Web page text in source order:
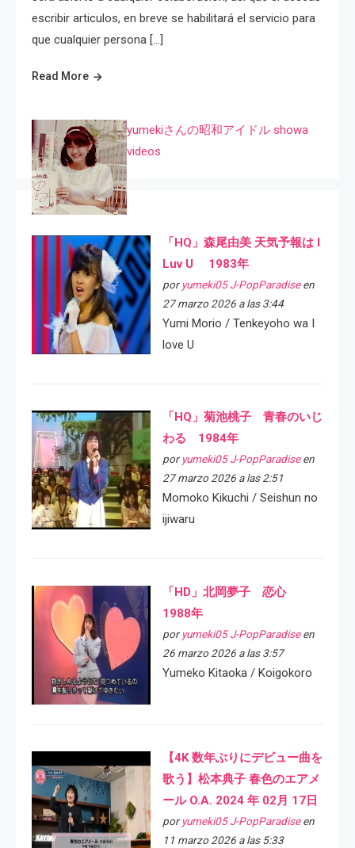
escribir articulos, en breve se habilitará el servicio para
que cualquier persona […]
Read More
yumekiさんの昭和アイドル showa
videos
「HQ」森尾由美 天気予報は I
Luv U 1983年
por yumeki05 J-PopParadiseen
27 marzo 2026 a las 3:44
Yumi Morio / Tenkeyoho wa I
love U
「HQ」菊池桃子 青春のいじ
わる 1984年
por yumeki05 J-PopParadiseen
27 marzo 2026 a las 2:51
Momoko Kikuchi / Seishun no
ijiwaru
「HD」北岡夢子 恋心
1988年
por yumeki05 J-PopParadiseen
26 marzo 2026 a las 3:57
Yumeko Kitaoka / Koigokoro
【4K 数年ぶりにデビュー曲を
歌う】松本典子 春色のエアメ
ール O.A. 2024 年 02月 17日
por yumeki05 J-PopParadiseen
11 marzo 2026 a las 5:33